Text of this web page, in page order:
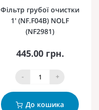
Фільтр грубої очистки
1' (NF.F04B) NOLF
(NF2981)
445.00 грн.
- +
До кошика